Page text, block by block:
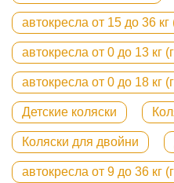
автокресла от 15 до 36 кг
автокресла от 0 до 13 кг
автокресла от 0 до 18 кг
Детские коляски
Коляски для двойни
автокресла от 9 до 36 кг